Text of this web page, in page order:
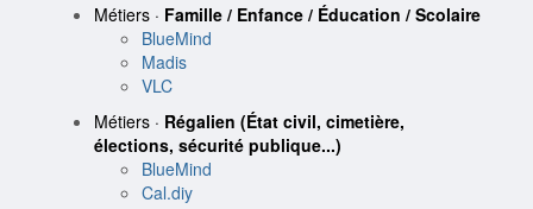
Métiers · Famille / Enfance / Éducation / Scolaire
BlueMind
Madis
VLC
Métiers · Régalien (État civil, cimetière,
élections, sécurité publique...)
BlueMind
Cal.diy